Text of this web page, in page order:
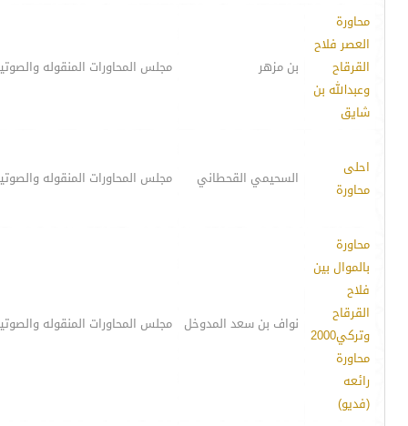
محاورة
العصر فلاح
القرقاح
وعبدالله بن
شايق
بن مزهر مجلس المحاورات المنقوله
احلى
محاورة
السحيمي القحطاني مجلس المحاورات المنقوله
محاورة
بالموال بين
فلاح
القرقاح
وتركي2000
محاورة
رائعه
(فديو)
نواف بن سعد المدوخل مجلس المحاورات المنقوله